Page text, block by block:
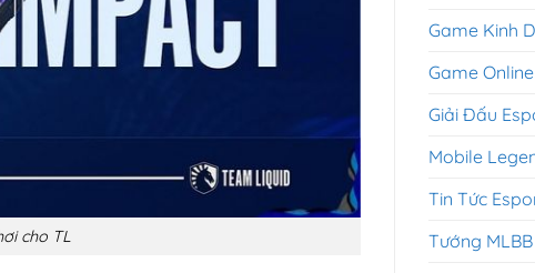
cho TL
Game Kinh
Game Online
Giải Đấu
Mobile
Tin Tức
Tướng MLBB